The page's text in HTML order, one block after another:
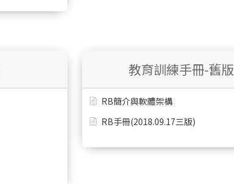
教育訓練手冊-舊版
RB簡介與軟體架構
RB手冊(2018.09.17三版)